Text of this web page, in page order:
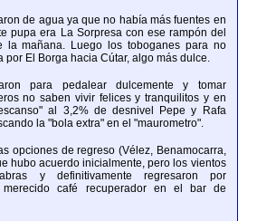
de agua ya que no había más fuentes en
pupa era La Sorpresa con ese rampón del
la mañana. Luego los toboganes para no
por El Borga hacia Cútar, algo más dulce.
para pedalear dulcemente y tomar
no saben vivir felices y tranquilitos y en
al 3,2% de desnivel Pepe y Rafa
la "bola extra" en el "maurometro".
opciones de regreso (Vélez, Benamocarra,
hubo acuerdo inicialmente, pero los vientos
y definitivamente regresaron por
merecido café recuperador en el bar de